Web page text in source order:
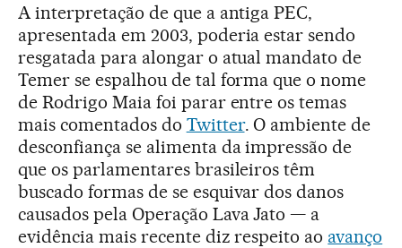
A interpretação de que a antiga PEC,
apresentada em 2003, poderia estar sendo
resgatada para alongar o atual mandato de
Temer se espalhou de tal forma que o nome
de Rodrigo Maia foi parar entre os temas
mais comentados do Twitter. O ambiente de
desconfiança se alimenta da impressão de
que os parlamentares brasileiros têm
buscado formas de se esquivar dos danos
causados pela Operação Lava Jato — a
evidência mais recente diz respeito ao avanço